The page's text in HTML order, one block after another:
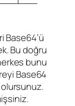
Base64’ü
Bu doğru
bunu
Base64
olursunuz.